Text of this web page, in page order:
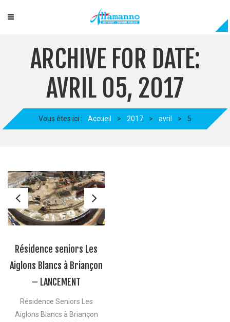
ARCHIVE FOR DATE:
AVRIL 05, 2017
Vous êtes ici : Accueil > 2017 > avril > 5
Résidence seniors Les
Aiglons Blancs à Briançon
– LANCEMENT
Résidence Seniors Les
Aiglons Blancs à Briançon